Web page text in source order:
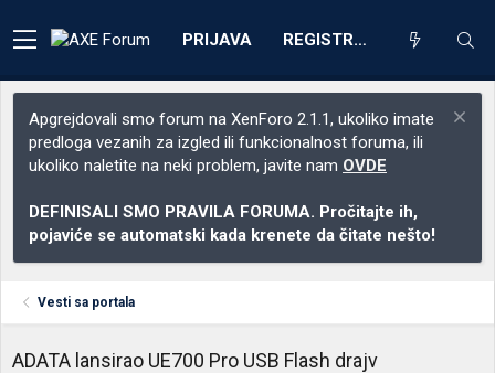
PRIJAVA REGISTRACIJA
Apgrejdovali smo forum na XenForo 2.1.1, ukoliko imate
predloga vezanih za izgled ili funkcionalnost foruma, ili
ukoliko naletite na neki problem, javite nam OVDE
DEFINISALI SMO PRAVILA FORUMA. Pročitajte ih,
pojaviće se automatski kada krenete da čitate nešto!
Vesti sa portala
ADATA lansirao UE700 Pro USB Flash drajv